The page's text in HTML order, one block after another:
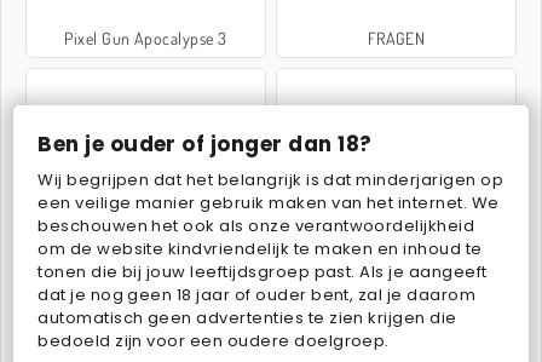
Ben je ouder of jonger dan 18?
Wij begrijpen dat het belangrijk is dat minderjarigen op
een veilige manier gebruik maken van het internet. We
beschouwen het ook als onze verantwoordelijkheid
om de website kindvriendelijk te maken en inhoud te
tonen die bij jouw leeftijdsgroep past. Als je aangeeft
dat je nog geen 18 jaar of ouder bent, zal je daarom
automatisch geen advertenties te zien krijgen die
bedoeld zijn voor een oudere doelgroep.
Pixel Gun Apocalypse 3 FRAGEN
Sniper 3D Contract Deer Hunter